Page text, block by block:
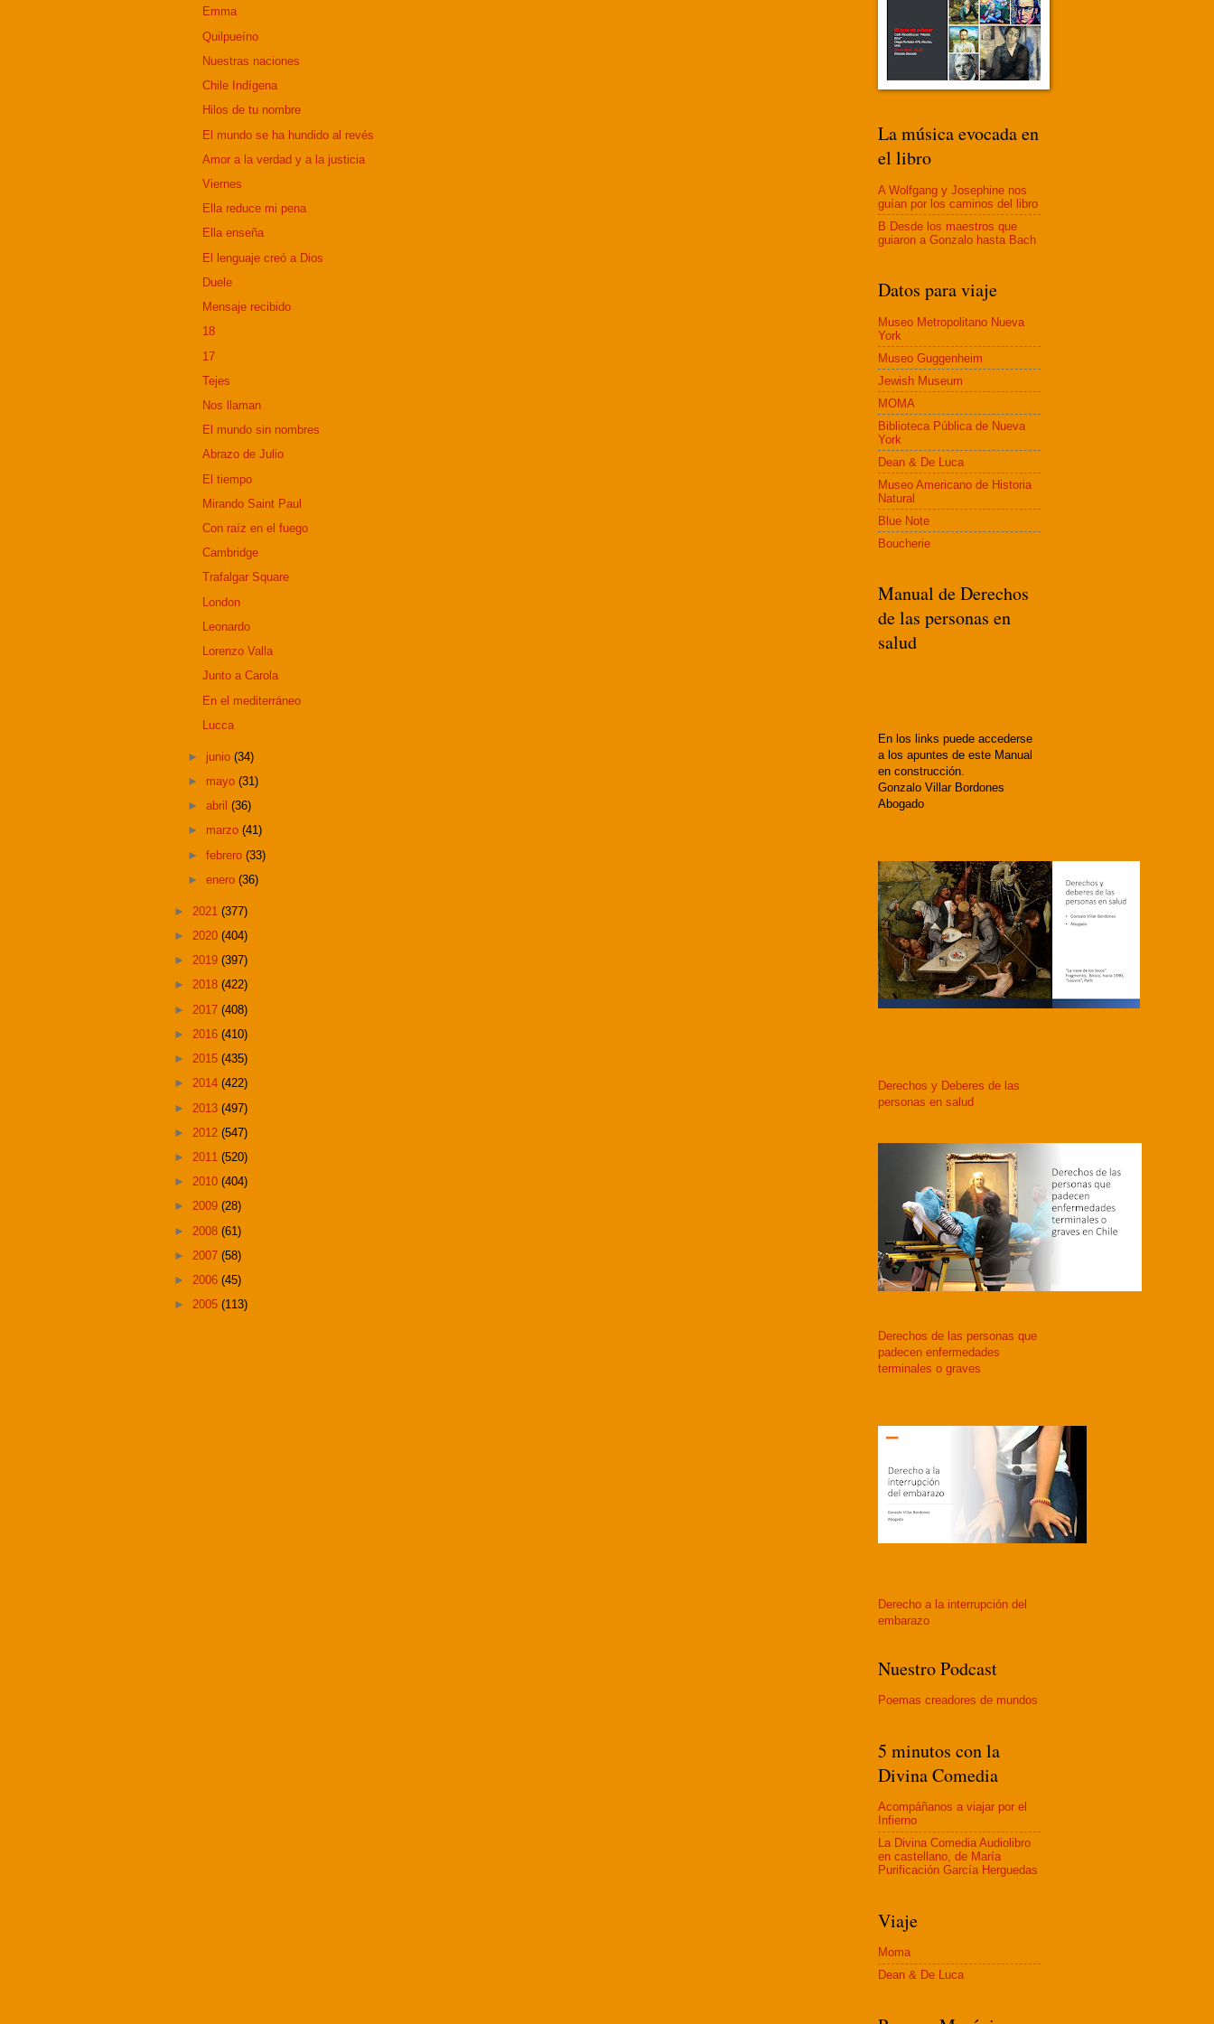
Emma
Quilpueíno
Nuestras naciones
Chile Indígena
Hilos de tu nombre
El mundo se ha hundido al revés
Amor a la verdad y a la justicia
Viernes
Ella reduce mi pena
Ella enseña
El lenguaje creó a Dios
Duele
Mensaje recibido
18
17
Tejes
Nos llaman
El mundo sin nombres
Abrazo de Julio
El tiempo
Mirando Saint Paul
Con raíz en el fuego
Cambridge
Trafalgar Square
London
Leonardo
Lorenzo Valla
Junto a Carola
En el mediterráneo
Lucca
► junio(34)
► mayo(31)
►abril(36)
► marzo(41)
►febrero(33)
►enero(36)
► 2021 (377)
► 2020 (404)
► 2019 (397)
► 2018 (422)
► 2017 (408)
► 2016 (410)
► 2015 (435)
► 2014 (422)
► 2013 (497)
► 2012 (547)
► 2011 (520)
► 2010 (404)
► 2009 (28)
► 2008 (61)
► 2007 (58)
► 2006 (45)
► 2005 (113)
La música evocada en
el libro
A Wolfgang y Josephine nos
guían por los caminos del libro
B Desde los maestros que
guiaron a Gonzalo hasta Bach
Datos para viaje
Museo Metropolitano Nueva
York
Museo Guggenheim
Jewish Museum
MOMA
Biblioteca Pública de Nueva
York
Dean & De Luca
Museo Americano de Historia
Natural
Blue Note
Boucherie
Manual de Derechos
de las personas en
salud
En los links puede accederse
a los apuntes de este Manual
en construcción.
Gonzalo Villar Bordones
Abogado
Derechos y Deberes de las
personas en salud
Derechos de las personas que
padecen enfermedades
terminales o graves
Derecho a la interrupción del
embarazo
Nuestro Podcast
Poemas creadores de mundos
5 minutos con la
Divina Comedia
Acompáñanos a viajar por el
Infierno
La Divina Comedia Audiolibro
en castellano, de María
Purificación García Herguedas
Viaje
Moma
Dean & De Luca